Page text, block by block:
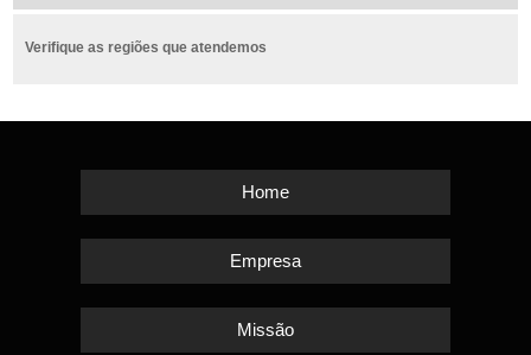
Verifique as regiões que atendemos
Home
Empresa
Missão